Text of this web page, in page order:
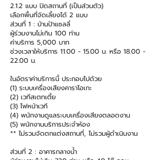
2.1.2 แบบ ปิดสถานที่ (เป็นส่วนตัว)
เลือกพื้นที่จัดเลี้ยงได้ 2 แบบ
ส่วนที่ 1 : บ้านป้าแซลลี่
ผู้ร่วมงานไม่เกิน 100 ท่าน
ค่าบริการ 5,000 บาท
ช่วงเวลาให้บริการ 11.00 - 15.00 น. หรือ 18.00 -
22.00 น.
ในอัตราค่าบริการนี้ ประกอบไปด้วย
(1) ระบบเครื่องเสียงคาราโอเกะ
(2) เวทีสเตทเตี้ย
(3) ไฟหน้าเวที
(4) พนักงานดูแลระบบเครื่องเสียงตลอดงาน
(5) พนักงานบริการประจำห้อง
** ไม่รวมจัดตกแต่งสถานที่, ไม่รวมผู้ดำเนินงาน
ส่วนที่ 2 : อาคารกลางน้ำ